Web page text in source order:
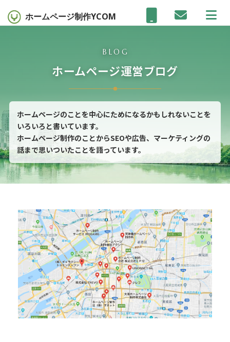
ホームページ制作YCOM
ホームページ運営ブログ
BLOG
ホームページのことを中心にためになるかもしれないことを
いろいろと書いています。
ホームページ制作のことからSEOや広告、マーケティングの
話まで思いついたことを語っています。